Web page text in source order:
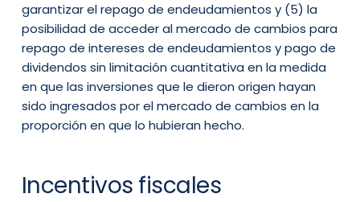
garantizar el repago de endeudamientos y (5) la
posibilidad de acceder al mercado de cambios para
repago de intereses de endeudamientos y pago de
dividendos sin limitación cuantitativa en la medida
en que las inversiones que le dieron origen hayan
sido ingresados por el mercado de cambios en la
proporción en que lo hubieran hecho.
Incentivos fiscales